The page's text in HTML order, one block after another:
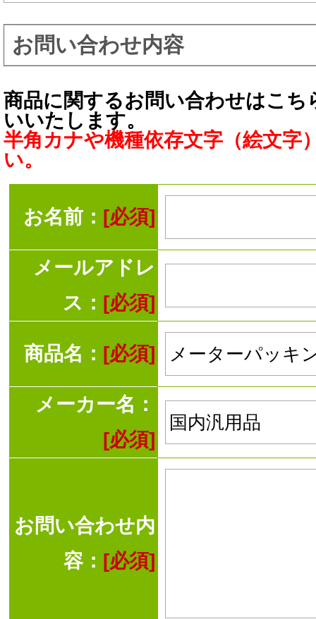
お問い合わせ内容
商品に関するお問い合わせはこ
いいたします。
半角カナや機種依存文字（絵文字
い。
お名前： [必須]
メールアドレ
ス： [必須]
商品名： [必須]
メーカー名：
[必須]
お問い合わせ内
容： [必須]